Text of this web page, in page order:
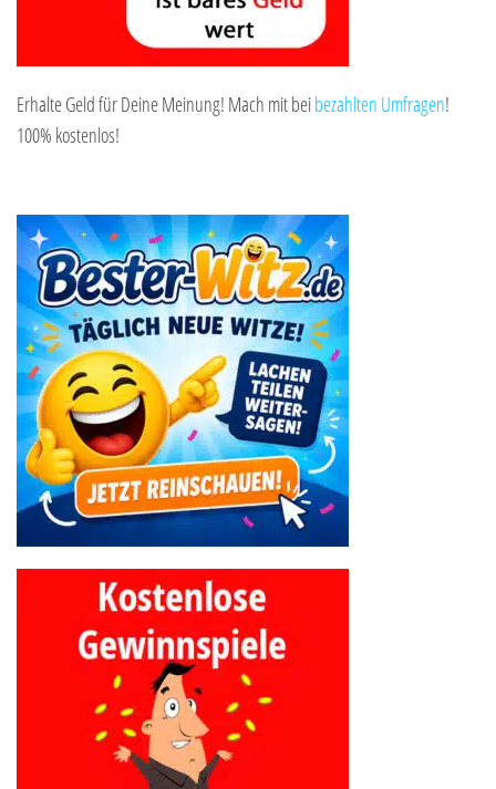
Erhalte Geld für Deine Meinung! Mach mit beibezahlten Umfragen!
100% kostenlos!